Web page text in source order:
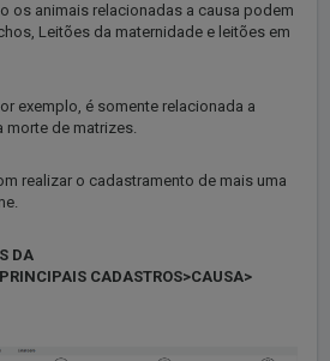
os animais relacionadas a causa podem
Leitões da maternidade e leitões em
exemplo, é somente relacionada a
morte de matrizes.
realizar o cadastramento de mais uma
DA
CADASTROS>CAUSA>